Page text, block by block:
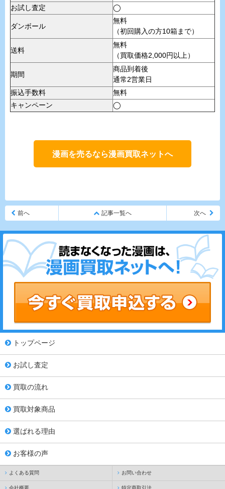
お試し査定
◯
ダンボール
無料
（初回購入の方10箱まで）
送料
無料
（買取価格2,000円以上）
期間
商品到着後
通常2営業日
振込手数料
無料
キャンペーン
◯
漫画を売るなら漫画買取ネットへ
前へ 記事一覧へ 次へ
トップページ
お試し査定
買取の流れ
買取対象商品
選ばれる理由
お客様の声
よくある質問 お問い合わせ
会社概要 特定商取引法